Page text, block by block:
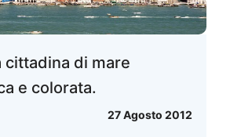
cittadina di mare
e colorata.
27 Agosto 2012